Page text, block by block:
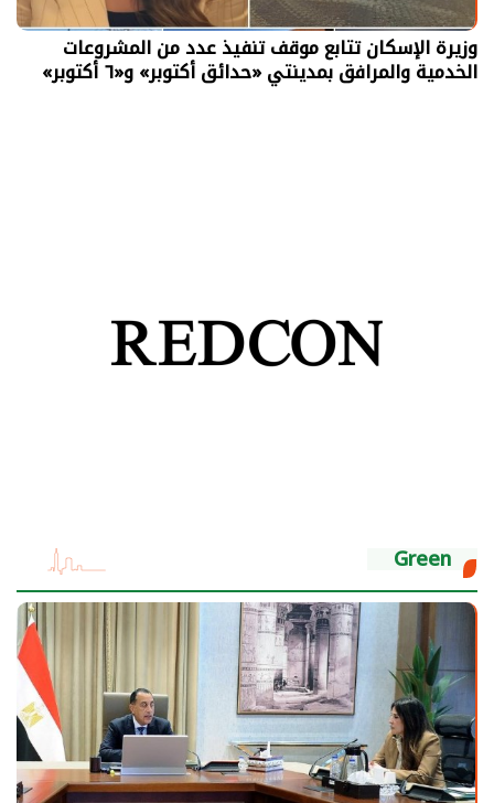
وزيرة الإسكان تتابع موقف تنفيذ عدد من المشروعات
الخدمية والمرافق بمدينتي «حدائق أكتوبر» و«٦ أكتوبر»
Green